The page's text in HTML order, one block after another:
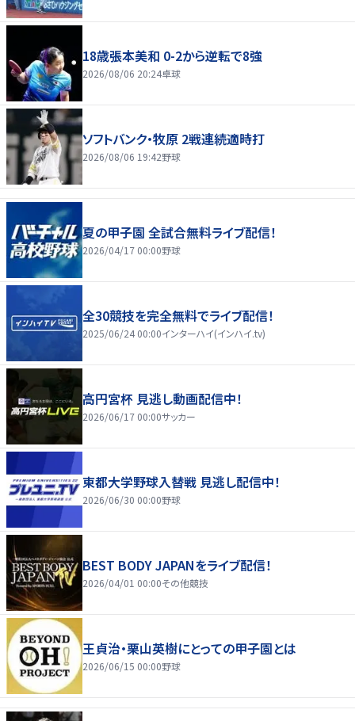
18歳張本美和 0-2から逆転で8強
2026/08/06 20:24卓球
ソフトバンク・牧原 2戦連続適時打
2026/08/06 19:42野球
夏の甲子園 全試合無料ライブ配信！
2026/04/17 00:00野球
全30競技を完全無料でライブ配信！
2025/06/24 00:00インターハイ(インハイ.tv)
高円宮杯 見逃し動画配信中！
2026/06/17 00:00サッカー
東都大学野球入替戦 見逃し配信中！
2026/06/30 00:00野球
BEST BODY JAPANをライブ配信！
2026/04/01 00:00その他競技
王貞治・栗山英樹にとっての甲子園とは
2026/06/15 00:00野球